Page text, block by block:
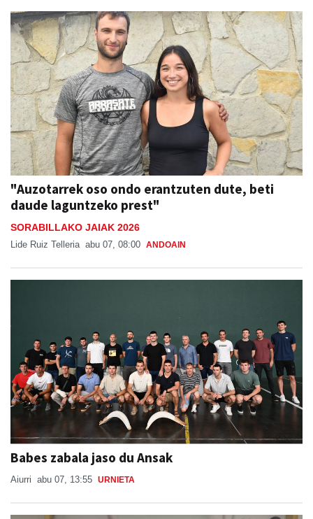
"Auzotarrek oso ondo erantzuten dute, beti
daude laguntzeko prest"
SORABILLAKO JAIAK 2026
Lide Ruiz Telleria abu 07, 08:00
Babes zabala jaso du Ansak